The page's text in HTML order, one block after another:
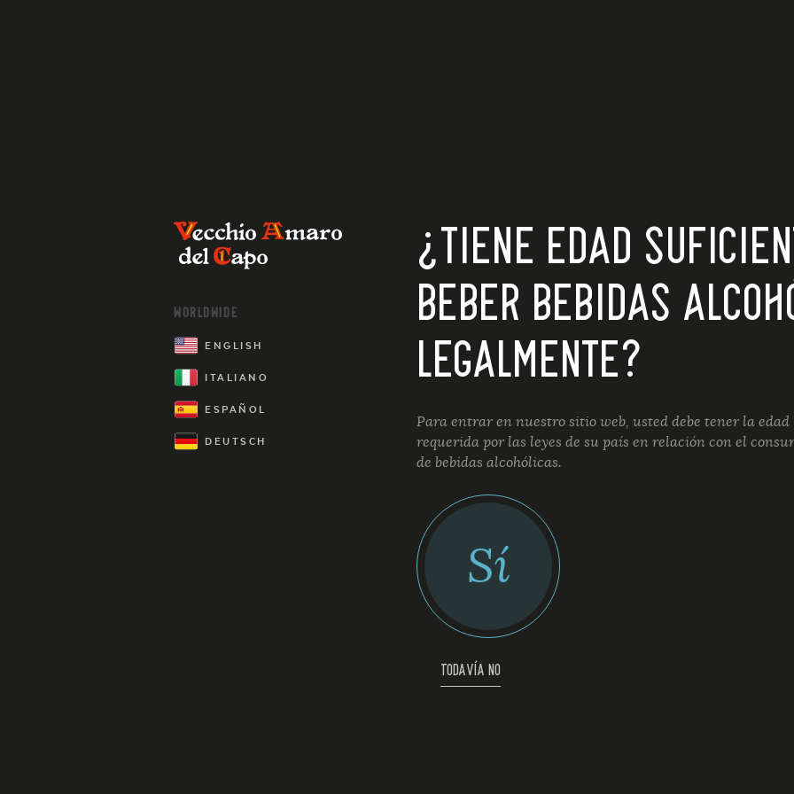
¿TIENE EDAD
BEBER BEBIDAS
LEGALMENTE?
Para entrar en nuestro sitio web, usted debe tener la edad
requerida por las leyes de su país en relación con el
de bebidas alcohólicas.
Sí
TODAVÍA NO
WORLDWIDE
ENGLISH
ITALIANO
ESPAÑOL
DEUTSCH